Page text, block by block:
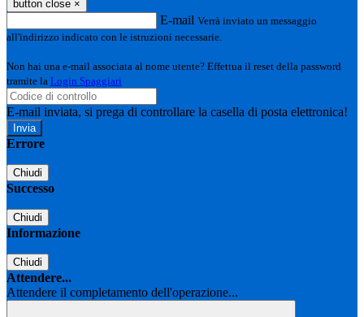
button close ×
E-mail Verrà inviato un messaggio
all'indirizzo indicato con le istruzioni necessarie.
Non hai una e-mail associata al nome utente? Effettua il reset della password
tramite la Login Spaggiari
E-mail inviata, si prega di controllare la casella di posta elettronica!
Errore
Chiudi
Successo
Chiudi
Informazione
Chiudi
Attendere...
Attendere il completamento dell'operazione...